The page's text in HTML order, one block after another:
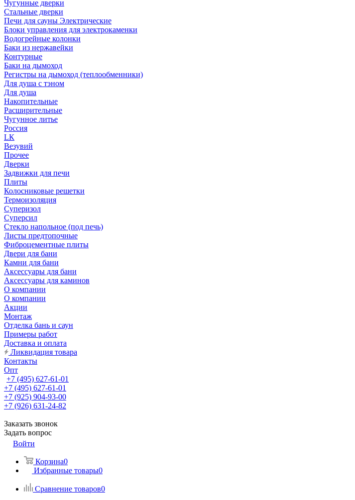
Чугунные дверки
Стальные дверки
Печи для сауны Электрические
Блоки управления для электрокаменки
Водогрейные колонки
Баки из нержавейки
Контурные
Баки на дымоход
Регистры на дымоход (теплообменники)
Для душа с тэном
Для душа
Накопительные
Расширительные
Чугунное литье
Россия
LК
Везувий
Прочее
Дверки
Задвижки для печи
Плиты
Колосниковые решетки
Термоизоляция
Суперизол
Суперсил
Стекло напольное (под печь)
Листы предтопочные
Фиброцементные плиты
Двери для бани
Камни для бани
Аксессуары для бани
Аксессуары для каминов
О компании
О компании
Акции
Монтаж
Отделка бань и саун
Примеры работ
Доставка и оплата
Ликвидация товара
Контакты
Опт
+7 (495) 627-61-01
+7 (495) 627-61-01
+7 (925) 904-93-00
+7 (926) 631-24-82
Заказать звонок
Задать вопрос
Войти
Корзина0
Избранные товары0
Сравнение товаров0